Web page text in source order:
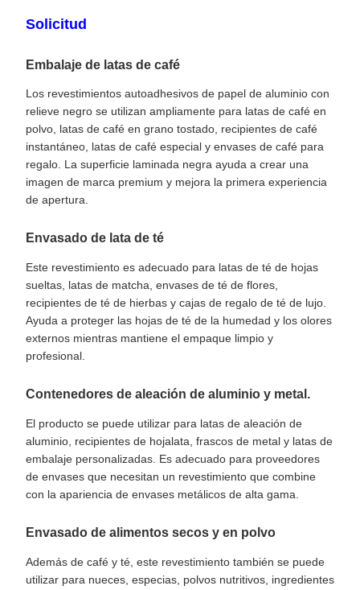
Solicitud
Embalaje de latas de café
Los revestimientos autoadhesivos de papel de aluminio con
relieve negro se utilizan ampliamente para latas de café en
polvo, latas de café en grano tostado, recipientes de café
instantáneo, latas de café especial y envases de café para
regalo. La superficie laminada negra ayuda a crear una
imagen de marca premium y mejora la primera experiencia
de apertura.
Envasado de lata de té
Este revestimiento es adecuado para latas de té de hojas
sueltas, latas de matcha, envases de té de flores,
recipientes de té de hierbas y cajas de regalo de té de lujo.
Ayuda a proteger las hojas de té de la humedad y los olores
externos mientras mantiene el empaque limpio y
profesional.
Contenedores de aleación de aluminio y metal.
El producto se puede utilizar para latas de aleación de
aluminio, recipientes de hojalata, frascos de metal y latas de
embalaje personalizadas. Es adecuado para proveedores
de envases que necesitan un revestimiento que combine
con la apariencia de envases metálicos de alta gama.
Envasado de alimentos secos y en polvo
Además de café y té, este revestimiento también se puede
utilizar para nueces, especias, polvos nutritivos, ingredientes